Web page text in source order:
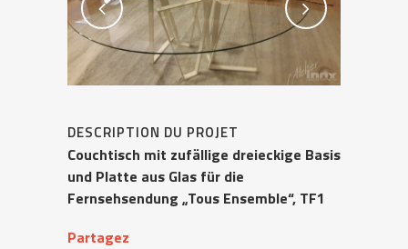
DESCRIPTION DU PROJET
Couchtisch mit zufällige dreieckige Basis
und Platte aus Glas für die
Fernsehsendung „Tous Ensemble“, TF1
Partagez